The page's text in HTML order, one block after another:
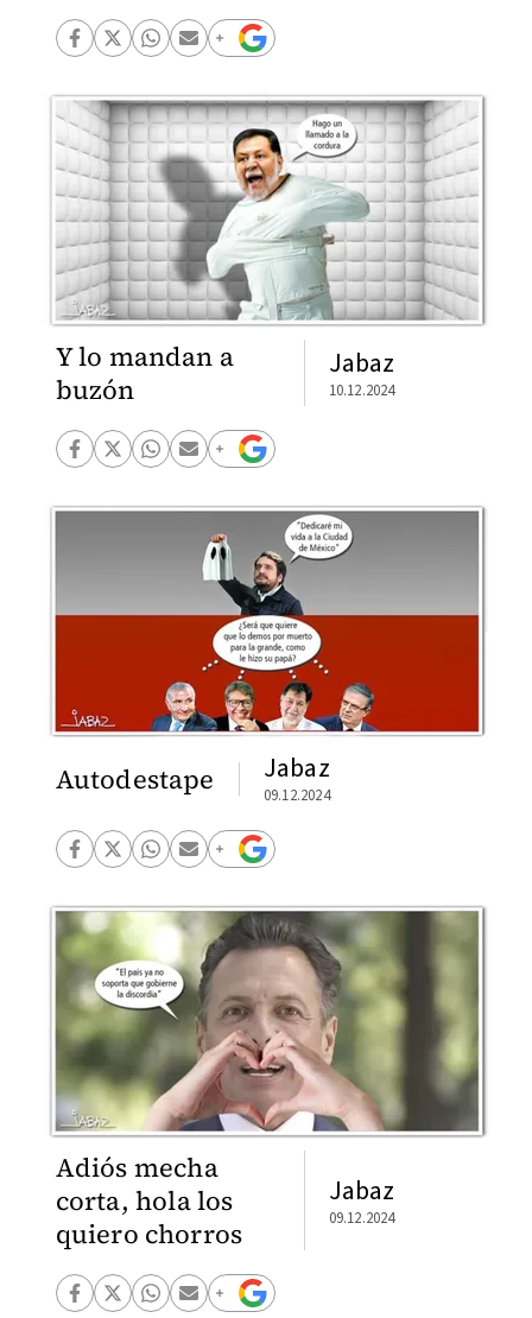
Y lo mandan a
buzón
Jabaz
10.12.2024
Autodestape Jabaz
09.12.2024
Adiós mecha
corta, hola los
quiero chorros
Jabaz
09.12.2024